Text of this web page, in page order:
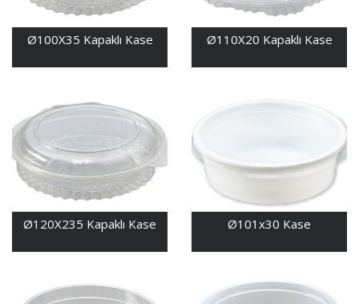
Ø100X35 Kapaklı Kase Ø110X20 Kapaklı Kase
Ø120X235 Kapaklı Kase Ø101x30 Kase